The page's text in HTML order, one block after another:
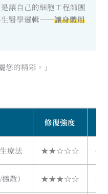
讓自己的細胞工程師團
生醫學邏輯——讓身體用
您的精彩。」
修復強度
療法 ★★☆☆☆
散） ★★★☆☆